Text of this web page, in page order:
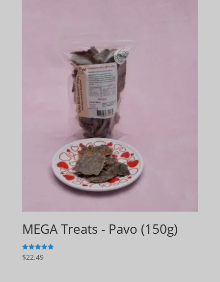
MEGA Treats - Pavo (150g)
5
de 5
$22.49